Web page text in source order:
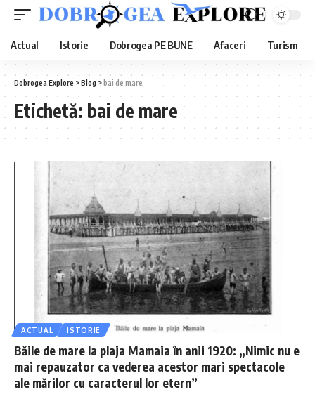
Actual Istorie Dobrogea PE BUNE Afaceri Turism
Dobrogea Explore >Blog >bai de mare
Etichetă: bai de mare
ACTUAL ISTORIE
Băile de mare la plaja Mamaia în anii 1920: „Nimic nu e
mai repauzator ca vederea acestor mari spectacole
ale mărilor cu caracterul lor etern”